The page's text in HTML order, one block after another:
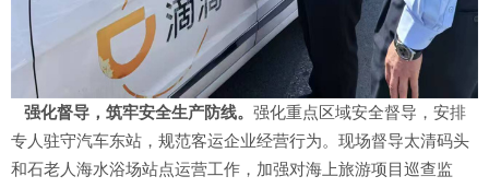
强化督导 ， 筑牢安全生产防线。 强化重点区域安全督导，安排
专人驻守汽车东站，规范客运企业经营行为。现场督导太清码头
和石老人海水浴场站点运营工作，加强对海上旅游项目巡查监